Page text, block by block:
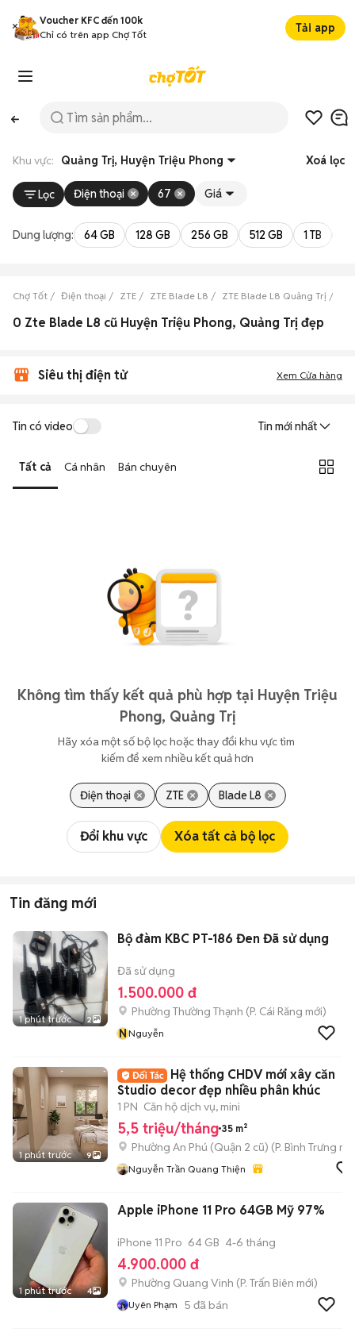
Voucher KFC đến 100k
Chỉ có trên app Chợ Tốt
Tải app
Khu vực: Quảng Trị, Huyện Triệu Phong Xoá lọc
Lọc Điện thoại 67 Giá
Dung lượng: 64 GB 128 GB 256 GB 512 GB 1 TB
Chợ Tốt Điện thoại ZTE ZTE Blade L8 ZTE Blade L8 Quảng Trị
0 Zte Blade L8 cũ Huyện Triệu Phong, Quảng Trị đẹp
Siêu thị điện tử Xem Cửa hàng
Tin có video Tin mới nhất
Tất cả Cá nhân Bán chuyên
Không tìm thấy kết quả phù hợp tại Huyện Triệu
Phong, Quảng Trị
Hãy xóa một số bộ lọc hoặc thay đổi khu vực tìm
kiếm để xem nhiều kết quả hơn
Điện thoại ZTE Blade L8
Đổi khu vực Xóa tất cả bộ lọc
Tin đăng mới
1 phút trước 2
Bộ đàm KBC PT-186 Đen Đã sử dụng
Đã sử dụng
1.500.000 đ
Phường Thường Thạnh (P. Cái Răng mới)
NNguyễn
1 phút trước 9
Hệ thống CHDV mới xây căn
Studio decor đẹp nhiều phân khúc
1 PN Căn hộ dịch vụ, mini
5,5 triệu/tháng 35 m²
Phường An Phú (Quận 2 cũ) (P. Bình Trưng
Nguyễn Trần Quang Thiện
1 phút trước 4
Apple iPhone 11 Pro 64GB Mỹ 97%
iPhone 11 Pro 64 GB 4-6 tháng
4.900.000 đ
Phường Quang Vinh (P. Trấn Biên mới)
Uyên Phạm 5 đã bán